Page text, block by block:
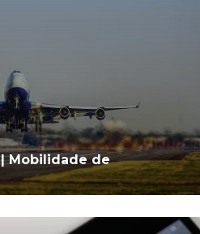
Mobilidade de